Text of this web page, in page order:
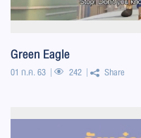
Green Eagle
01 ก.ค. 63 242 Share